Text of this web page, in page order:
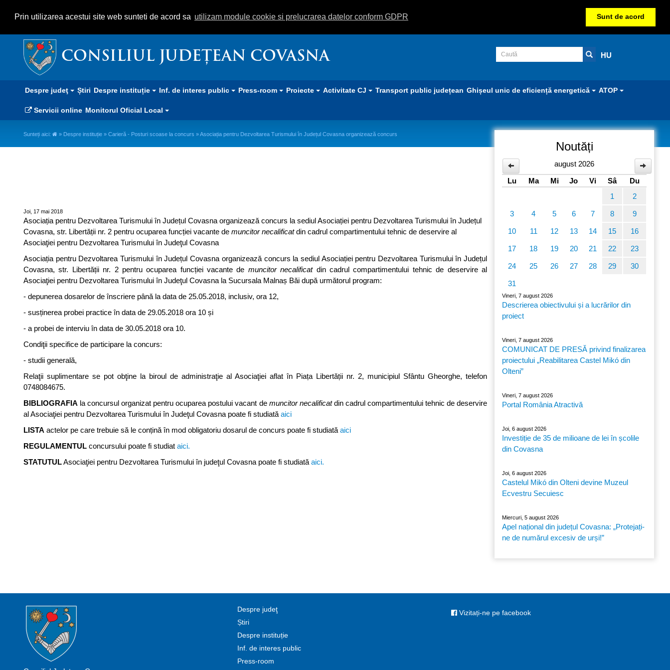
Prin utilizarea acestui site web sunteti de acord sa utilizam module cookie si prelucrarea datelor conform GDPR Sunt de acord
CONSILIUL JUDEȚEAN COVASNA HU
Despre judeţ Știri Despre instituție Inf. de interes public Press-room Proiecte Activitate CJ Transport public județean Ghișeul unic de eficiență energetică ATOP
Servicii online Monitorul Oficial Local
Sunteți aici: » Despre instituție » Carieră - Posturi scoase la concurs » Asociația pentru Dezvoltarea Turismului în Județul Covasna organizează concurs
Joi, 17 mai 2018
Asociația pentru Dezvoltarea Turismului în Județul Covasna organizează concurs la sediul Asociației pentru Dezvoltarea Turismului în Județul
Covasna, str. Libertății nr. 2 pentru ocuparea funcției vacante de muncitor necalificatdin cadrul compartimentului tehnic de deservire al
Asociaţiei pentru Dezvoltarea Turismului în Judeţul Covasna
Asociația pentru Dezvoltarea Turismului în Județul Covasna organizează concurs la sediul Asociației pentru Dezvoltarea Turismului în Județul
Covasna, str. Libertății nr. 2 pentru ocuparea funcției vacante de muncitor necalificatdin cadrul compartimentului tehnic de deservire al
Asociaţiei pentru Dezvoltarea Turismului în Judeţul Covasna la Sucursala Malnaș Băi după următorul program:
- depunerea dosarelor de înscriere până la data de 25.05.2018, inclusiv, ora 12,
- susținerea probei practice în data de 29.05.2018 ora 10 și
- a probei de interviu în data de 30.05.2018 ora 10.
Condiţii specifice de participare la concurs:
- studii generală,
Relaţii suplimentare se pot obţine la biroul de administraţie al Asociaţiei aflat în Piața Libertății nr. 2, municipiul Sfântu Gheorghe, telefon
0748084675.
BIBLIOGRAFIA la concursul organizat pentru ocuparea postului vacant de muncitor necalificatdin cadrul compartimentului tehnic de deservire
al Asociaţiei pentru Dezvoltarea Turismului în Judeţul Covasna poate fi studiată aici
LISTA actelor pe care trebuie să le conțină în mod obligatoriu dosarul de concurs poate fi studiată aici
REGULAMENTUL concursului poate fi studiat aici.
STATUTULAsociaţiei pentru Dezvoltarea Turismului în judeţul Covasna poate fi studiată aici.
Noutăți
august 2026
Lu
Ma Mi Jo Vi Sâ
Du
1
2
3 4 5 6 7 8 9
10 11 12 13 14 15 16
17 18 19 20 21 22 23
24 25 26 27 28 29 30
31
Vineri, 7 august 2026
Descrierea obiectivului și a lucrărilor din
proiect
Vineri, 7 august 2026
COMUNICAT DE PRESĂ privind finalizarea
proiectului „Reabilitarea Castel Mikó din
Olteni”
Vineri, 7 august 2026
Portal România Atractivă
Joi, 6 august 2026
Investiție de 35 de milioane de lei în școlile
din Covasna
Joi, 6 august 2026
Castelul Mikó din Olteni devine Muzeul
Ecvestru Secuiesc
Miercuri, 5 august 2026
Apel național din județul Covasna: „Protejați-
ne de numărul excesiv de urși!”
Despre judeţ
Știri
Despre instituție
Inf. de interes public
Press-room
Vizitați-ne pe facebook